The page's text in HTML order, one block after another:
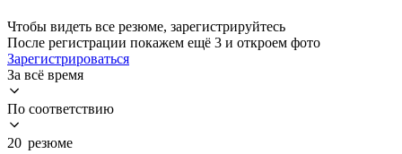
Чтобы видеть все резюме, зарегистрируйтесь
После регистрации покажем ещё 3 и откроем фото
Зарегистрироваться
За всё время
По соответствию
20 резюме